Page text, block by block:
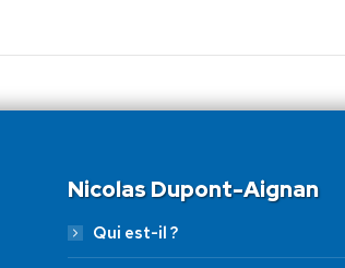
Nicolas Dupont-Aignan
Qui est-il ?